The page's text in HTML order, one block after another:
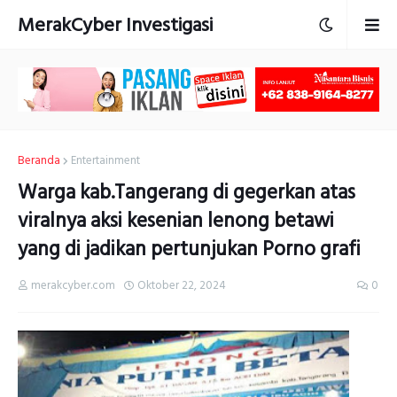
MerakCyber Investigasi
Beranda Entertainment
Warga kab.Tangerang di gegerkan atas
viralnya aksi kesenian lenong betawi
yang di jadikan pertunjukan Porno grafi
merakcyber.com Oktober 22, 2024 0